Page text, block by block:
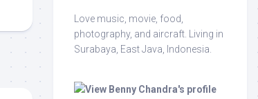
Love music, movie, food,
photography, and aircraft. Living in
Surabaya, East Java, Indonesia.